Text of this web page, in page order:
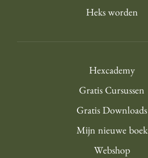
Heks worden
Hexcademy
Gratis Cursussen
Gratis Downloads
Mijn nieuwe boek
Webshop